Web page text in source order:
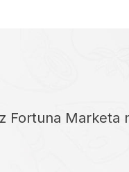
Fortuna Marketa